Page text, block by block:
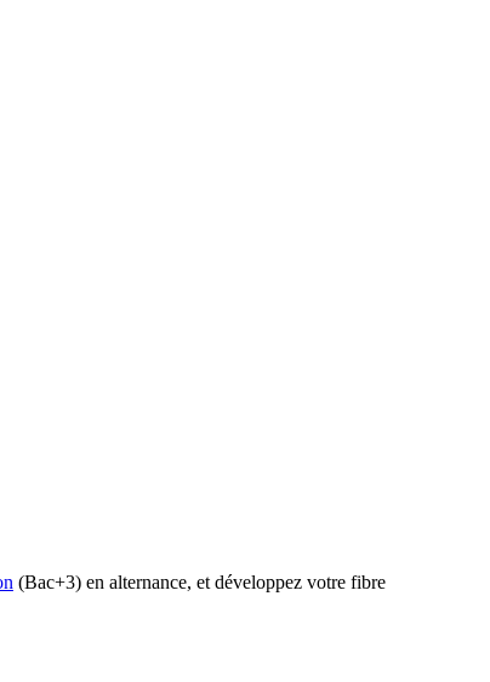
(Bac+3) en alternance, et développez votre fibre